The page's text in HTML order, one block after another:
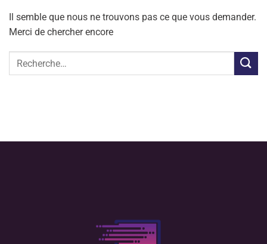
Il semble que nous ne trouvons pas ce que vous demander.
Merci de chercher encore